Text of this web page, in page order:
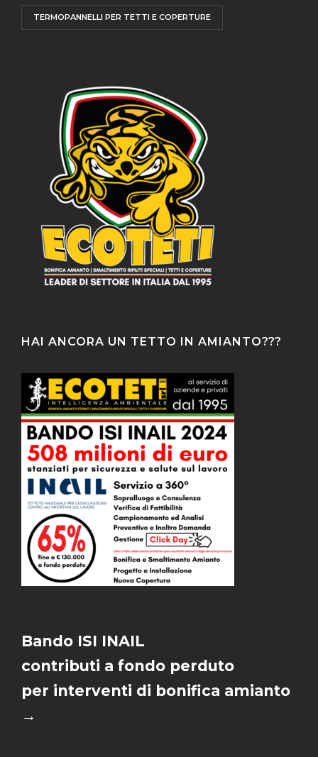
TERMOPANNELLI PER TETTI E COPERTURE
HAI ANCORA UN TETTO IN AMIANTO???
Bando ISI INAIL
contributi a fondo perduto
per interventi di bonifica amianto
→